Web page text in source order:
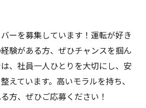
ーを募集しています！運転が好き
験がある方、ぜひチャンスを掴ん
、社員一人ひとりを大切にし、安
えています。高いモラルを持ち、
方、ぜひご応募ください！